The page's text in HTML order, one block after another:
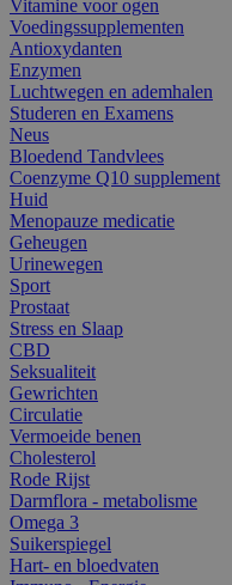
Vitamine voor ogen
Voedingssupplementen
Antioxydanten
Enzymen
Luchtwegen en ademhalen
Studeren en Examens
Neus
Bloedend Tandvlees
Coenzyme Q10 supplement
Huid
Menopauze medicatie
Geheugen
Urinewegen
Sport
Prostaat
Stress en Slaap
CBD
Seksualiteit
Gewrichten
Circulatie
Vermoeide benen
Cholesterol
Rode Rijst
Darmflora - metabolisme
Omega 3
Suikerspiegel
Hart- en bloedvaten